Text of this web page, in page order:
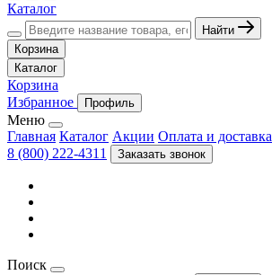
Каталог
Найти
Корзина
Каталог
Корзина
Избранное
Профиль
Меню
Главная Каталог Акции Оплата и доставка
8 (800) 222-4311
Заказать звонок
Поиск